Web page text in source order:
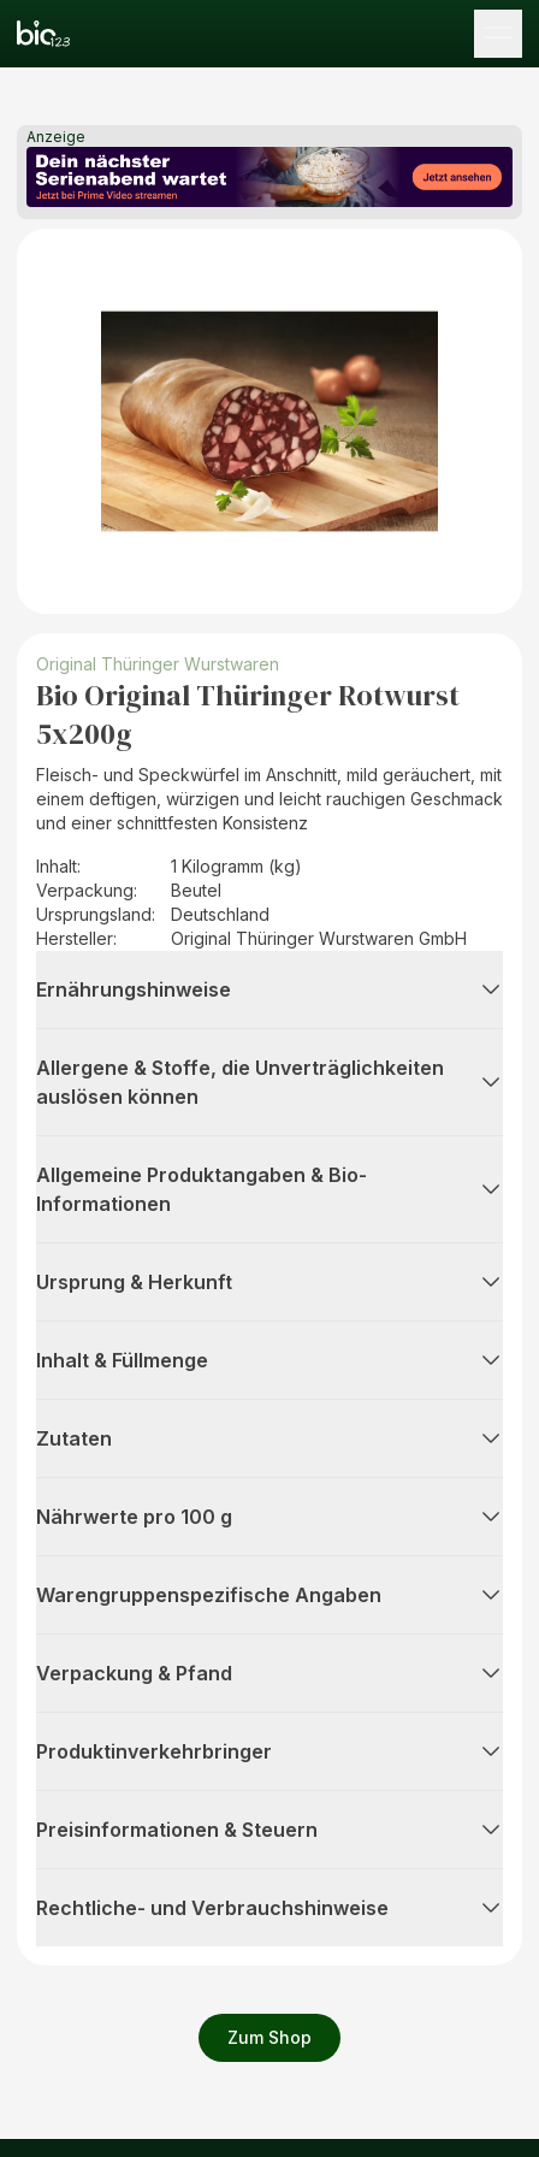
Anzeige
Zum Shop
Original Thüringer Wurstwaren
Bio Original Thüringer Rotwurst
5x200g
Fleisch- und Speckwürfel im Anschnitt, mild geräuchert, mit
einem deftigen, würzigen und leicht rauchigen Geschmack
und einer schnittfesten Konsistenz
Inhalt:
1 Kilogramm (kg)
Verpackung:
Beutel
Ursprungsland:
Deutschland
Hersteller: Original Thüringer Wurstwaren GmbH
Ernährungshinweise
Allergene & Stoffe, die Unverträglichkeiten
auslösen können
Allgemeine Produktangaben & Bio-
Informationen
Ursprung & Herkunft
Inhalt & Füllmenge
Zutaten
Nährwerte pro 100 g
Warengruppenspezifische Angaben
Verpackung & Pfand
Produktinverkehrbringer
Preisinformationen & Steuern
Rechtliche- und Verbrauchshinweise